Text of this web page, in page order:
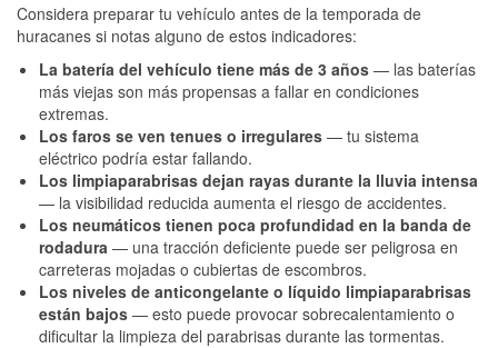
Considera preparar tu vehículo antes de la temporada de
huracanes si notas alguno de estos indicadores:
La batería del vehículo tiene más de 3 años — las baterías
más viejas son más propensas a fallar en condiciones
extremas.
Los faros se ven tenues o irregulares — tu sistema
eléctrico podría estar fallando.
Los limpiaparabrisas dejan rayas durante la lluvia intensa
— la visibilidad reducida aumenta el riesgo de accidentes.
Los neumáticos tienen poca profundidad en la banda de
rodadura — una tracción deficiente puede ser peligrosa en
carreteras mojadas o cubiertas de escombros.
Los niveles de anticongelante o líquido limpiaparabrisas
están bajos — esto puede provocar sobrecalentamiento o
dificultar la limpieza del parabrisas durante las tormentas.